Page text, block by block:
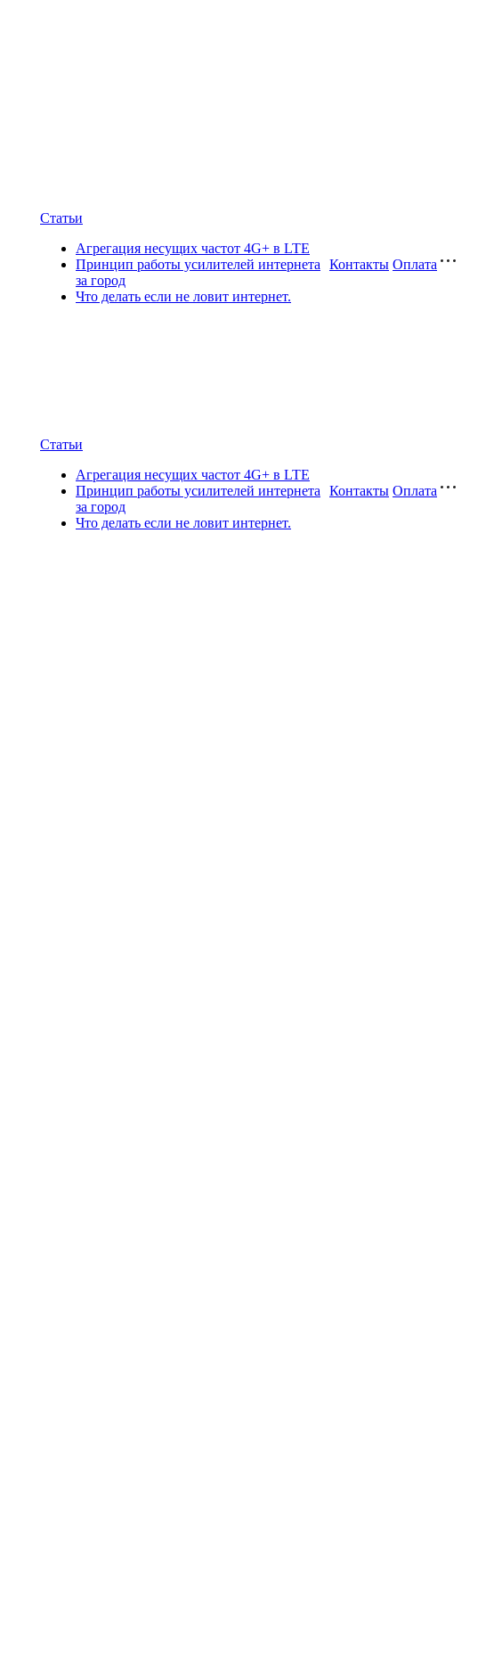
Статьи
Агрегация несущих частот 4G+ в LTE
Принцип работы усилителей интернета
за город
Что делать если не ловит интернет.
Контакты Оплата
Статьи
Агрегация несущих частот 4G+ в LTE
Принцип работы усилителей интернета
за город
Что делать если не ловит интернет.
Контакты Оплата